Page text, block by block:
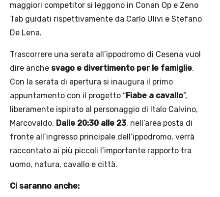
maggiori competitor si leggono in Conan Op e Zeno
Tab guidati rispettivamente da Carlo Ulivi e Stefano
De Lena.
Trascorrere una serata all’ippodromo di Cesena vuol
dire anche svago e divertimento per le famiglie.
Con la serata di apertura si inaugura il primo
appuntamento con il progetto “Fiabe a cavallo”,
liberamente ispirato al personaggio di Italo Calvino,
Marcovaldo. Dalle 20:30 alle 23, nell’area posta di
fronte all’ingresso principale dell’ippodromo, verrà
raccontato ai più piccoli l’importante rapporto tra
uomo, natura, cavallo e città.
Ci saranno anche: